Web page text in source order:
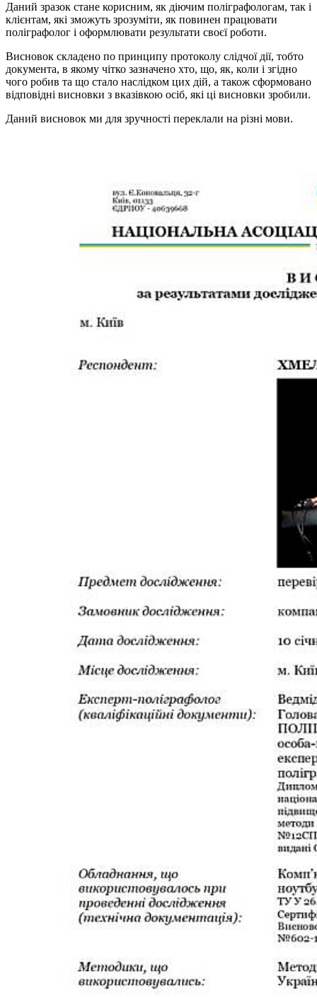
Даний зразок стане корисним, як діючим поліграфологам, так і
клієнтам, які зможуть зрозуміти, як повинен працювати
поліграфолог і оформлювати результати своєї роботи.
Висновок складено по принципу протоколу слідчої дії, тобто
документа, в якому чітко зазначено хто, що, як, коли і згідно
чого робив та що стало наслідком цих дій, а також сформовано
відповідні висновки з вказівкою осіб, які ці висновки зробили.
Даний висновок ми для зручності переклали на різні мови.